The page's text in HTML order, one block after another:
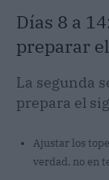
Días 8 a
preparar
La segunda
prepara el
Ajustar los
verdad, no en